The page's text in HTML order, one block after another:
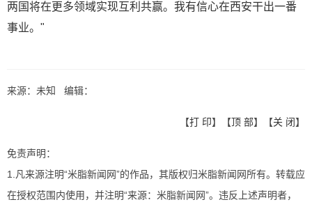
两国将在更多领域实现互利共赢。我有信心在西安干出一番
事业。"
来源：未知 编辑：
【打 印】【顶 部】【关 闭】
免责声明：
1.凡来源注明“米脂新闻网”的作品，其版权归米脂新闻网所有。转载应
在授权范围内使用，并注明“来源：米脂新闻网”。违反上述声明者，